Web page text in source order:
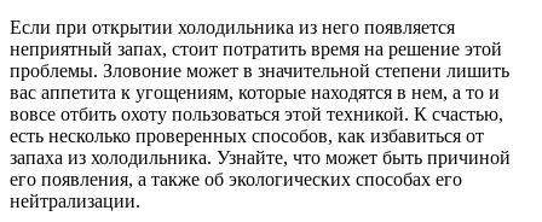
Если при открытии холодильника из него появляется
неприятный запах, стоит потратить время на решение этой
проблемы. Зловоние может в значительной степени лишить
вас аппетита к угощениям, которые находятся в нем, а то и
вовсе отбить охоту пользоваться этой техникой. К счастью,
есть несколько проверенных способов, как избавиться от
запаха из холодильника. Узнайте, что может быть причиной
его появления, а также об экологических способах его
нейтрализации.